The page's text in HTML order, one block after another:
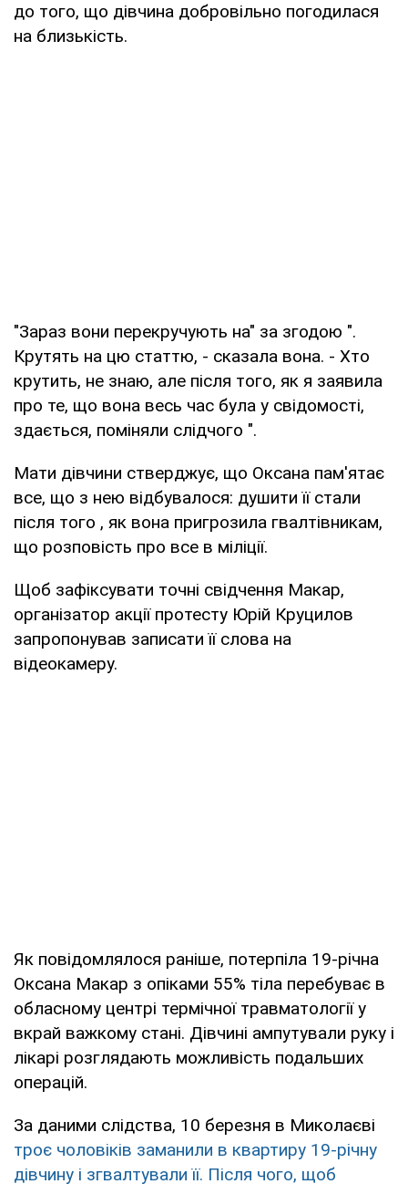
до того, що дівчина добровільно погодилася
на близькість.
"Зараз вони перекручують на" за згодою ".
Крутять на цю статтю, - сказала вона. - Хто
крутить, не знаю, але після того, як я заявила
про те, що вона весь час була у свідомості,
здається, поміняли слідчого ".
Мати дівчини стверджує, що Оксана пам'ятає
все, що з нею відбувалося: душити її стали
після того , як вона пригрозила гвалтівникам,
що розповість про все в міліції.
Щоб зафіксувати точні свідчення Макар,
організатор акції протесту Юрій Круцилов
запропонував записати її слова на
відеокамеру.
Як повідомлялося раніше, потерпіла 19-річна
Оксана Макар з опіками 55% тіла перебуває в
обласному центрі термічної травматології у
вкрай важкому стані. Дівчині ампутували руку і
лікарі розглядають можливість подальших
операцій.
За даними слідства, 10 березня в Миколаєві
троє чоловіків заманили в квартиру 19-річну
дівчину і згвалтували її. Після чого, щоб